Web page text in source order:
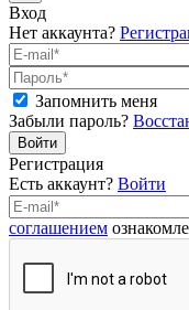
Вход
Нет аккаунта?
Запомнить меня
Забыли пароль?
Войти
Регистрация
Есть аккаунт? Войти
соглашением